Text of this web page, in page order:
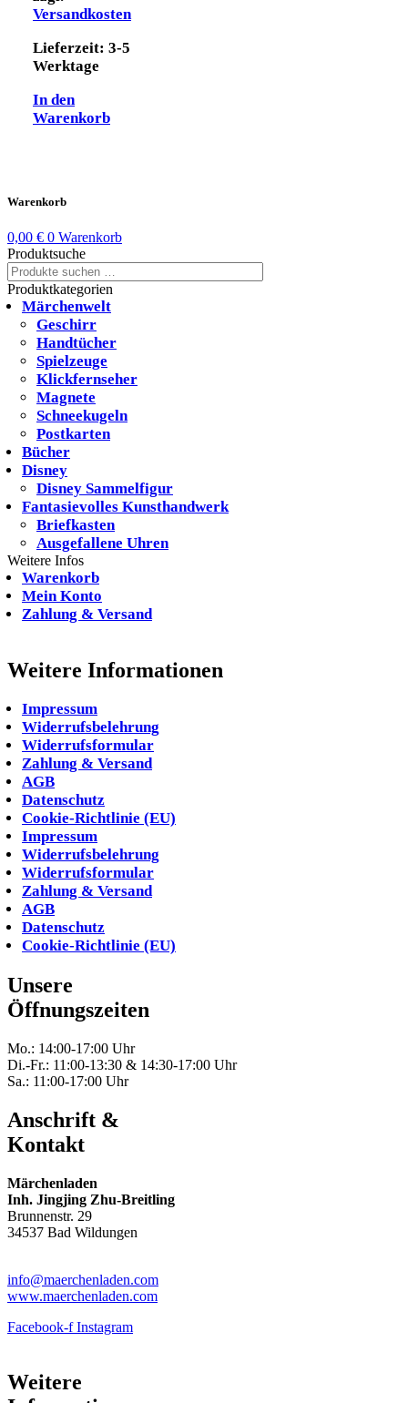
Versandkosten
Lieferzeit: 3-5
Werktage
In den
Warenkorb
Warenkorb
0,00 € 0 Warenkorb
Produktsuche
Suchen
nach:
Produktkategorien
Märchenwelt
Geschirr
Handtücher
Spielzeuge
Klickfernseher
Magnete
Schneekugeln
Postkarten
Bücher
Disney
Disney Sammelfigur
Fantasievolles Kunsthandwerk
Briefkasten
Ausgefallene Uhren
Weitere Infos
Warenkorb
Mein Konto
Zahlung & Versand
Weitere Informationen
Impressum
Widerrufsbelehrung
Widerrufsformular
Zahlung & Versand
AGB
Datenschutz
Cookie-Richtlinie (EU)
Impressum
Widerrufsbelehrung
Widerrufsformular
Zahlung & Versand
AGB
Datenschutz
Cookie-Richtlinie (EU)
Unsere
Öffnungszeiten
Mo.: 14:00-17:00 Uhr
Di.-Fr.: 11:00-13:30 & 14:30-17:00 Uhr
Sa.: 11:00-17:00 Uhr
Anschrift &
Kontakt
Märchenladen
Inh. Jingjing Zhu-Breitling
Brunnenstr. 29
34537 Bad Wildungen
info@maerchenladen.com
www.maerchenladen.com
Facebook-f Instagram
Weitere